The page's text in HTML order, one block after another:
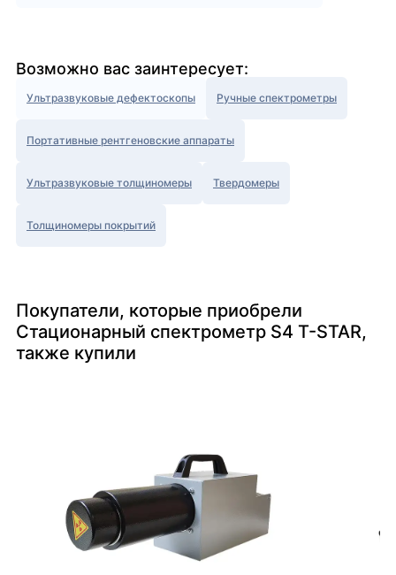
Возможно вас заинтересует:
Ультразвуковые дефектоскопы Ручные спектрометры
Портативные рентгеновские аппараты
Ультразвуковые толщиномеры Твердомеры
Толщиномеры покрытий
Покупатели, которые приобрели
Стационарный спектрометр S4 T-STAR,
также купили